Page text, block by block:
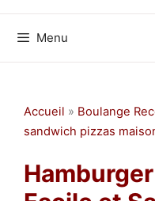
Menu
Accueil » Boulange
sandwich pizzas